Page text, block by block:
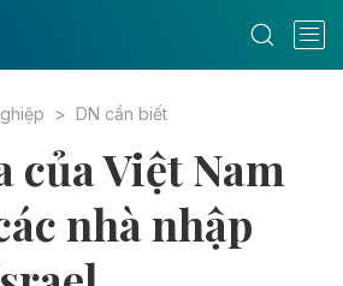
DN cần biết
của Việt Nam
nhà nhập